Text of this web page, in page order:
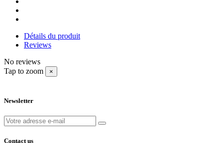
Détails du produit
Reviews
No reviews
Tap to zoom
×
Newsletter
Contact us